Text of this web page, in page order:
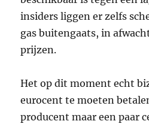
insiders liggen er zelfs
gas buitengaats, in
prijzen.
Het op dit moment echt
eurocent te moeten
producent maar een paar